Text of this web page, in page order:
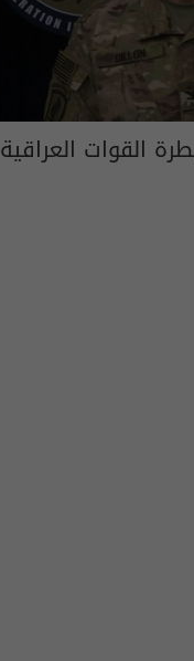
القوات العراقية